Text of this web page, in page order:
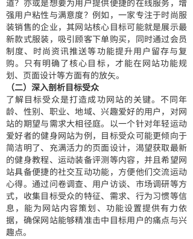
道？亦或是想要为用户提供便捷的在线服务，增
强用户粘性与满意度？例如，一家专注于时尚服
装销售的企业，其网站核心目标可能就是展示最
新款式服装，吸引顾客下单购买，同时通过会员
制度、时尚资讯推送等功能提升用户留存与复
购。只有明确了核心目标，才能在网站功能规
划、页面设计等方面有的放矢。
（二）深入剖析目标受众
了解目标受众是打造成功网站的关键。不同年
龄、性别、职业、地域、兴趣爱好的用户，对网
站的期望与需求大相径庭。以一个针对年轻运动
爱好者的健身网站为例，目标受众可能更倾向于
简洁明了、充满活力的页面设计，渴望获取最新
的健身教程、运动装备评测等内容，并且希望网
站具备便捷的社交互动功能，方便他们交流运动
心得。通过问卷调查、用户访谈、市场调研等方
式，收集目标受众的特征、需求、行为习惯等信
息，能为网站内容策划、功能设置提供有力依
据，确保网站能够精准击中目标用户的痛点与兴
趣点。